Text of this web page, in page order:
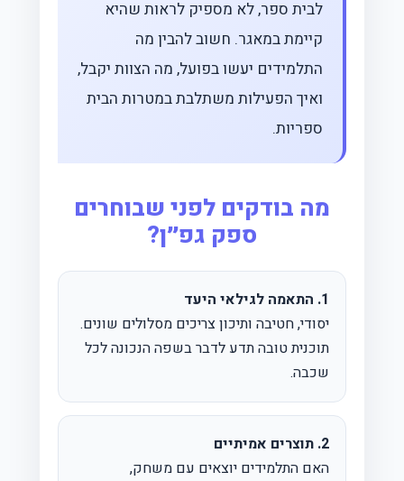
לבית ספר, לא מספיק לראות שהיא
קיימת במאגר. חשוב להבין מה
התלמידים יעשו בפועל, מה הצוות יקבל,
ואיך הפעילות משתלבת במטרות הבית
ספריות.
מה בודקים לפני שבוחרים
ספק גפ״ן?
1. התאמה לגילאי היעד
יסודי, חטיבה ותיכון צריכים מסלולים שונים.
תוכנית טובה תדע לדבר בשפה הנכונה לכל
שכבה.
2. תוצרים אמיתיים
האם התלמידים יוצאים עם משחק,